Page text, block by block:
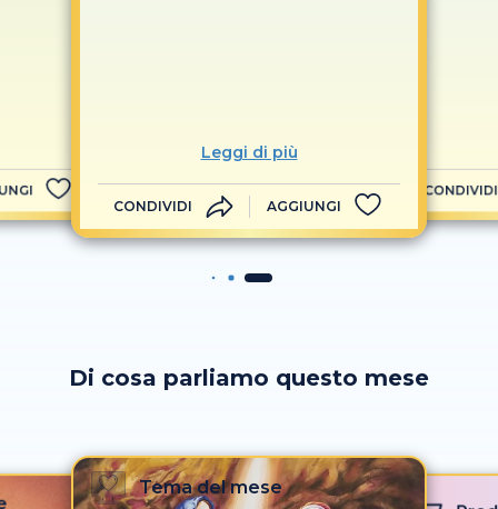
Leggi di più
CONDIVIDI AGGIUNGI
CONDIVIDI
Di cosa parliamo questo mese
Tema del mese